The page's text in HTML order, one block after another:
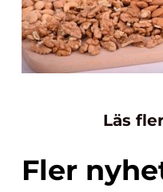
Läs
Fler